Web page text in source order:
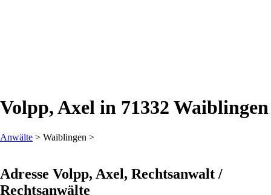
Volpp, Axel in 71332 Waiblingen
Anwälte > Waiblingen >
Adresse Volpp, Axel, Rechtsanwalt /
Rechtsanwälte